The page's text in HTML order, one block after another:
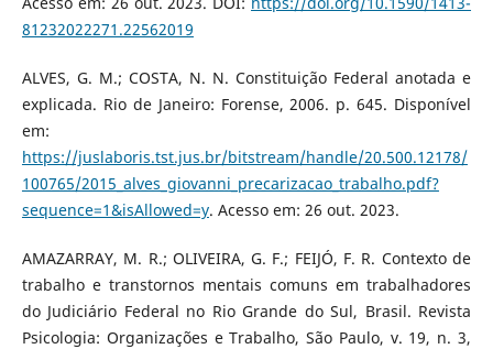
81232022271.22562019
ALVES, G. M.; COSTA, N. N. Constituição Federal anotada e
explicada. Rio de Janeiro: Forense, 2006. p. 645. Disponível
em:
https://juslaboris.tst.jus.br/bitstream/handle/20.500.12178/
100765/2015_alves_giovanni_precarizacao_trabalho.pdf?
sequence=1&isAllowed=y. Acesso em: 26 out. 2023.
AMAZARRAY, M. R.; OLIVEIRA, G. F.; FEIJÓ, F. R. Contexto de
trabalho e transtornos mentais comuns em trabalhadores
do Judiciário Federal no Rio Grande do Sul, Brasil. Revista
Psicologia: Organizações e Trabalho, São Paulo, v. 19, n. 3,